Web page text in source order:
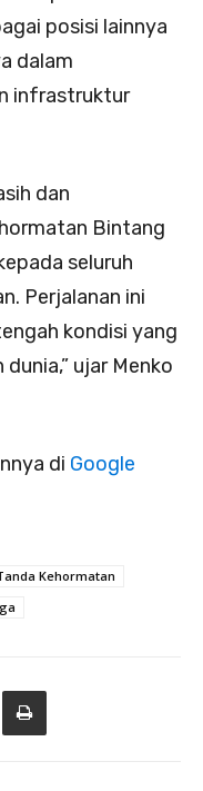
posisi lainnya
dalam
infrastruktur
dan
Bintang
seluruh
Perjalanan ini
kondisi yang
ujar Menko
di Google
Kehormatan